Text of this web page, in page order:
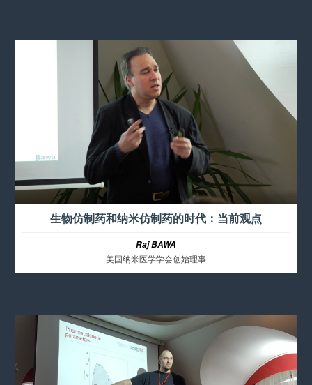
生物仿制药和纳米仿制药的时代：当前观点
Raj BAWA
美国纳米医学学会创始理事